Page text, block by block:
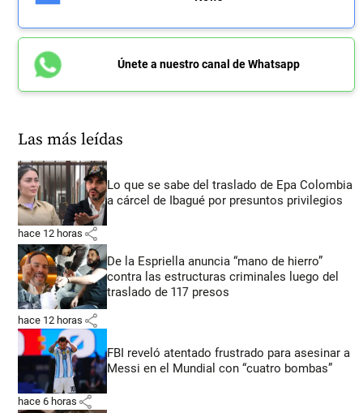
Únete a nuestro canal de Whatsapp
Las más leídas
Lo que se sabe del traslado de Epa Colombia
a cárcel de Ibagué por presuntos privilegios
hace 12 horas share
De la Espriella anuncia “mano de hierro”
contra las estructuras criminales luego del
traslado de 117 presos
hace 12 horas share
FBI reveló atentado frustrado para asesinar a
Messi en el Mundial con “cuatro bombas”
hace 6 horas share